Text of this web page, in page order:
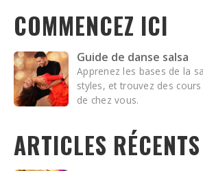
COMMENCEZ ICI
Guide de danse salsa
Apprenez les bases de la
styles, et trouvez des
de chez vous.
ARTICLES RÉCENTS